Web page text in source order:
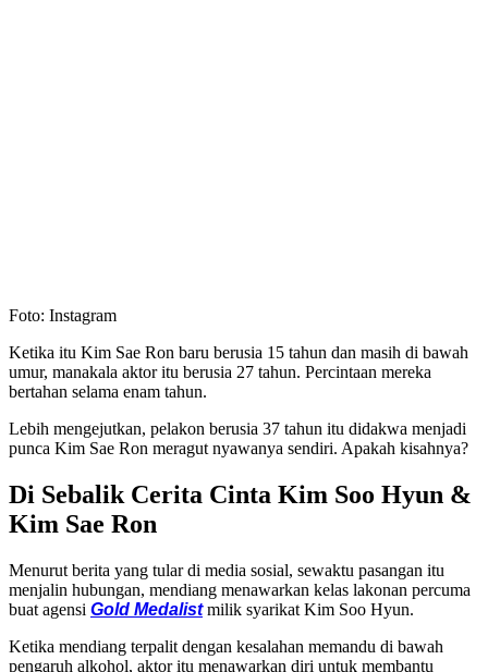
Foto: Instagram
Ketika itu Kim Sae Ron baru berusia 15 tahun dan masih di bawah
umur, manakala aktor itu berusia 27 tahun. Percintaan mereka
bertahan selama enam tahun.
Lebih mengejutkan, pelakon berusia 37 tahun itu didakwa menjadi
punca Kim Sae Ron meragut nyawanya sendiri. Apakah kisahnya?
Di Sebalik Cerita Cinta Kim Soo Hyun &
Kim Sae Ron
Menurut berita yang tular di media sosial, sewaktu pasangan itu
menjalin hubungan, mendiang menawarkan kelas lakonan percuma
buat agensi Gold Medalistmilik syarikat Kim Soo Hyun.
Ketika mendiang terpalit dengan kesalahan memandu di bawah
pengaruh alkohol, aktor itu menawarkan diri untuk membantu